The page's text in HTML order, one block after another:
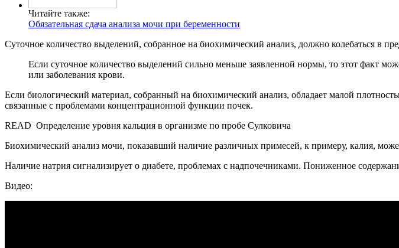
Читайте также:
Обязательная сдача анализа мочи при беременности
Суточное количество выделений, собранное на биохимический анализ, должно колебаться в
Если суточное количество выделений сильно меньше заявленной нормы, то этот факт
или заболевания крови.
Если биологический материал, собранный на биохимический анализ, обладает малой
связанные с проблемами концентрационной функции почек.
READ Определение уровня кальция в организме по пробе Сулковича
Биохимический анализ мочи, показавший наличие различных примесей, к примеру, калия,
Наличие натрия сигнализирует о диабете, проблемах с надпочечниками. Пониженное
Видео: